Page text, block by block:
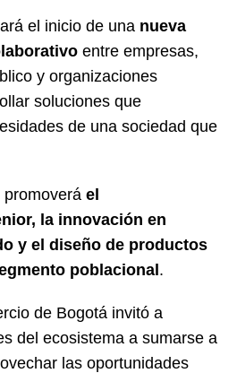
el inicio de una nueva
entre empresas,
y organizaciones
soluciones que
de una sociedad que
promoverá el
la innovación en
y el diseño de productos
poblacional.
de Bogotá invitó a
del ecosistema a sumarse a
las oportunidades